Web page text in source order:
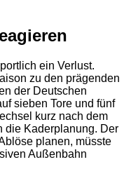
ein Verlust.
zu den prägenden
der Deutschen
sieben Tore und fünf
kurz nach dem
die Kaderplanung. Der
planen, müsste
Außenbahn